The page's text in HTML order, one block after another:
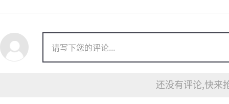
还没有评论,快来